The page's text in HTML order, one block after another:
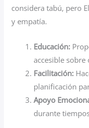
considera tabú, pero
y empatía.
Educación:
accesible
Facilitación:
planificación
Apoyo
durante